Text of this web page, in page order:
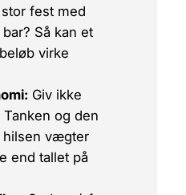
fest med
Så kan et
virke
Giv ikke
og den
hilsen vægter
end tallet på